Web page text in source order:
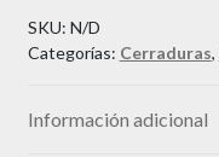
SKU: N/D
Categorías: Cerraduras,
Información adicional